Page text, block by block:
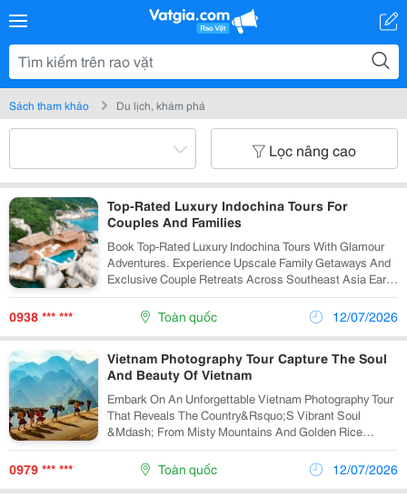
Sách tham khảo Du lịch, khám phá
Lọc nâng cao
Top-Rated Luxury Indochina Tours For
Couples And Families
Book Top-Rated Luxury Indochina Tours With Glamour
Adventures. Experience Upscale Family Getaways And
Exclusive Couple Retreats Across Southeast Asia Early.
Crafting A Shared Journey Across Southeast Asia Is
The Ultimate Way For Families To Bond...
0938 *** *** Toàn quốc 12/07/2026
Vietnam Photography Tour Capture The Soul
And Beauty Of Vietnam
Embark On An Unforgettable Vietnam Photography Tour
That Reveals The Country&Rsquo;S Vibrant Soul
&Mdash; From Misty Mountains And Golden Rice
Terraces To Bustling Markets And Ancient Streets. Join
Glamour Adventures For A Tailor-Made Journey
Crafted...
0979 *** *** Toàn quốc 12/07/2026